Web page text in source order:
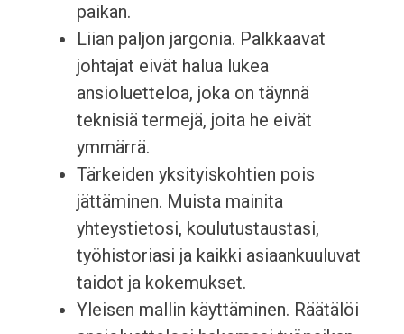
paikan.
Liian paljon jargonia. Palkkaavat
johtajat eivät halua lukea
ansioluetteloa, joka on täynnä
teknisiä termejä, joita he eivät
ymmärrä.
Tärkeiden yksityiskohtien pois
jättäminen. Muista mainita
yhteystietosi, koulutustaustasi,
työhistoriasi ja kaikki asiaankuuluvat
taidot ja kokemukset.
Yleisen mallin käyttäminen. Räätälöi